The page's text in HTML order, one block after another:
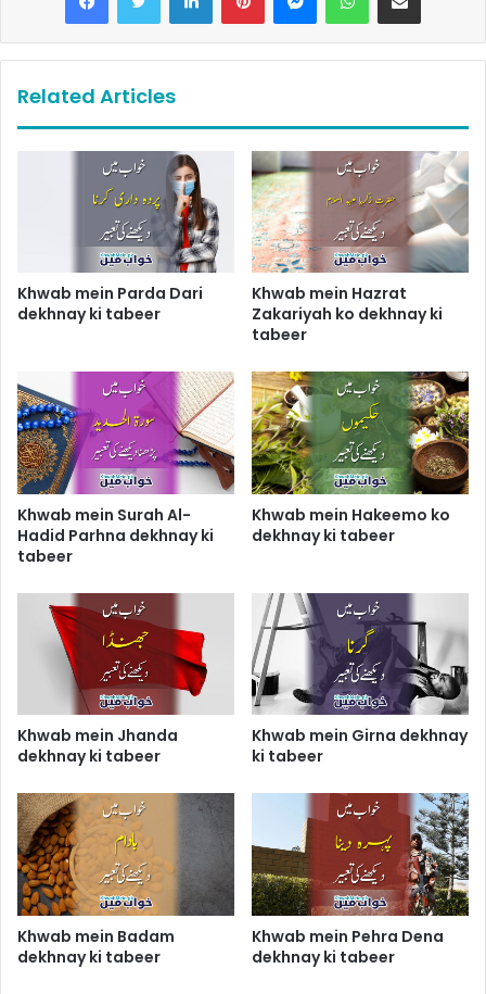
Related Articles
Khwab mein Parda Dari
dekhnay ki tabeer
Khwab mein Hazrat
Zakariyah ko dekhnay ki
tabeer
Khwab mein Surah Al-
Hadid Parhna dekhnay ki
tabeer
Khwab mein Hakeemo ko
dekhnay ki tabeer
Khwab mein Jhanda
dekhnay ki tabeer
Khwab mein Girna dekhnay
ki tabeer
Khwab mein Badam
dekhnay ki tabeer
Khwab mein Pehra Dena
dekhnay ki tabeer